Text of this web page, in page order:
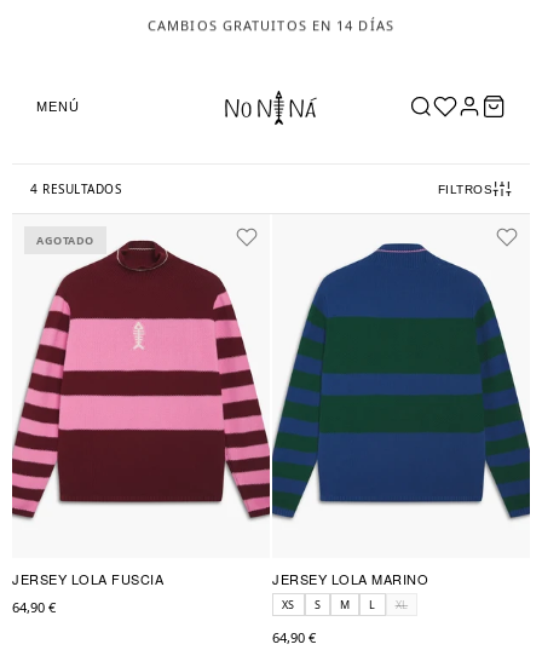
CAMBIOS GRATUITOS EN 14 DÍAS
MENÚ
4 RESULTADOS FILTROS
AGOTADO
JERSEY LOLA FUSCIA
64,90 €
JERSEY LOLA MARINO
XS S M L XL
64,90 €